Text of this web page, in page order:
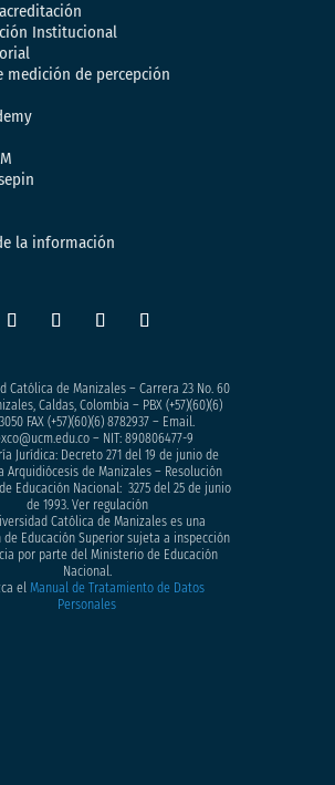
Institucional
medición de percepción
la información
Católica de Manizales – Carrera 23 No. 60
Caldas, Colombia – PBX (+57)(60)(6)
FAX (+57)(60)(6) 8782937 – Email.
– NIT: 890806477-9
Jurídica: Decreto 271 del 19 de junio de
Arquidiócesis de Manizales – Resolución
Educación Nacional: 3275 del 25 de junio
de 1993. Ver regulación
Católica de Manizales es una
de Educación Superior sujeta a inspección
por parte del Ministerio de Educación
Nacional.
elManual de Tratamiento de Datos
Personales